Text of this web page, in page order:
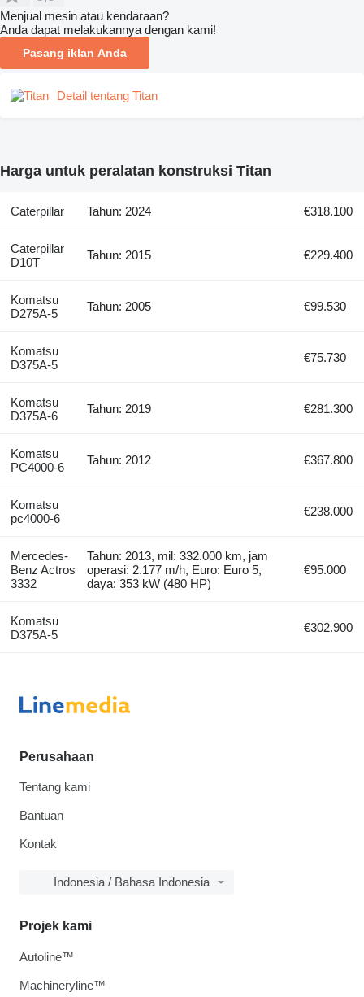
Menjual mesin atau kendaraan?
Anda dapat melakukannya dengan kami!
Pasang iklan Anda
Detail tentang Titan
Harga untuk peralatan konstruksi Titan
Caterpillar Tahun: 2024 €318.100
Caterpillar
D10T
Tahun: 2015 €229.400
Komatsu
D275A-5
Tahun: 2005 €99.530
Komatsu
D375A-5
€75.730
Komatsu
D375A-6
Tahun: 2019 €281.300
Komatsu
PC4000-6
Tahun: 2012 €367.800
Komatsu
pc4000-6
€238.000
Mercedes-
Benz Actros
3332
Tahun: 2013, mil: 332.000 km, jam
operasi: 2.177 m/h, Euro: Euro 5,
daya: 353 kW (480 HP)
€95.000
Komatsu
D375A-5
€302.900
Perusahaan
Tentang kami
Bantuan
Kontak
Indonesia / Bahasa Indonesia
Projek kami
Autoline™
Machineryline™